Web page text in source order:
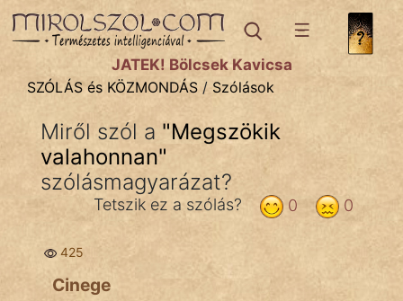
SZÓLÁS ÉS KÖZMONDÁStémák:
Bibliai
Közmondások
Rímelő
JÁTÉK! Bölcsek Kavicsa
SZÓLÁS és KÖZMONDÁS / Szólások
Miről szól a "Megszökik
valahonnan"
szólásmagyarázat?
0
0
Tetszik ez a szólás?
425
Cinege